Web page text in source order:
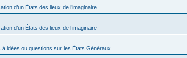
d’un États des lieux de l’imaginaire
d’un États des lieux de l’imaginaire
à idées ou questions sur les États Généraux